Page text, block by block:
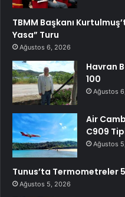
TBMM Başkanı
Yasa” Turu
Ağustos 6, 2026
Havran
100
Ağustos
Air
C909
Ağustos
Tunus’ta Termometreler
Ağustos 5, 2026